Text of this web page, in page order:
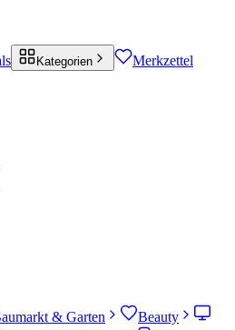
Kategorien Merkzettel
& Garten
Beauty